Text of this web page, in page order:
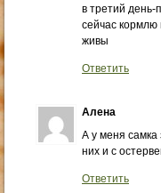
в третий
сейчас
живы
Ответить
Алена
А у меня самка
них и с
Ответить